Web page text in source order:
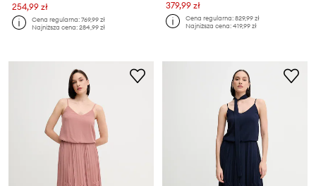
254,99 zł
Cena regularna:769,99 zł
Najniższa cena:284,99 zł
379,99 zł
Cena regularna:829,99 zł
Najniższa cena:419,99 zł